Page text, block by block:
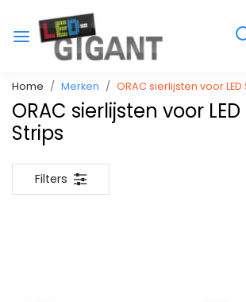
Home Merken ORAC sierlijsten voor LED
ORAC sierlijsten voor LED
Strips
Filters